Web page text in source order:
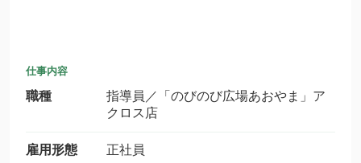
仕事内容
職種
指導員／「のびのび広場あおやま」ア
クロス店
雇用形態 正社員